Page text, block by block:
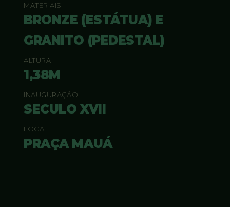
MATERIAIS
BRONZE (ESTÁTUA) E
GRANITO (PEDESTAL)
ALTURA
1,38M
INAUGURAÇÃO
SECULO XVII
LOCAL
PRAÇA MAUÁ